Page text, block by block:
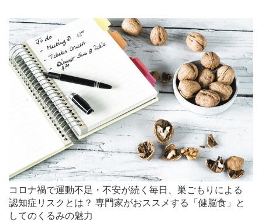
コロナ禍で運動不足・不安が続く毎日、巣ごもりによる
認知症リスクとは？ 専門家がおススメする「健脳食」と
してのくるみの魅力